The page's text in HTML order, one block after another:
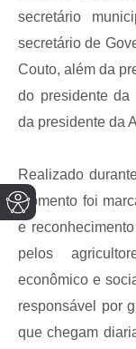
secretário
secretário de
Couto, além da
do presidente da
da presidente da
Realizado
momento foi
e
pelos
econômico e
responsável por
que chegam